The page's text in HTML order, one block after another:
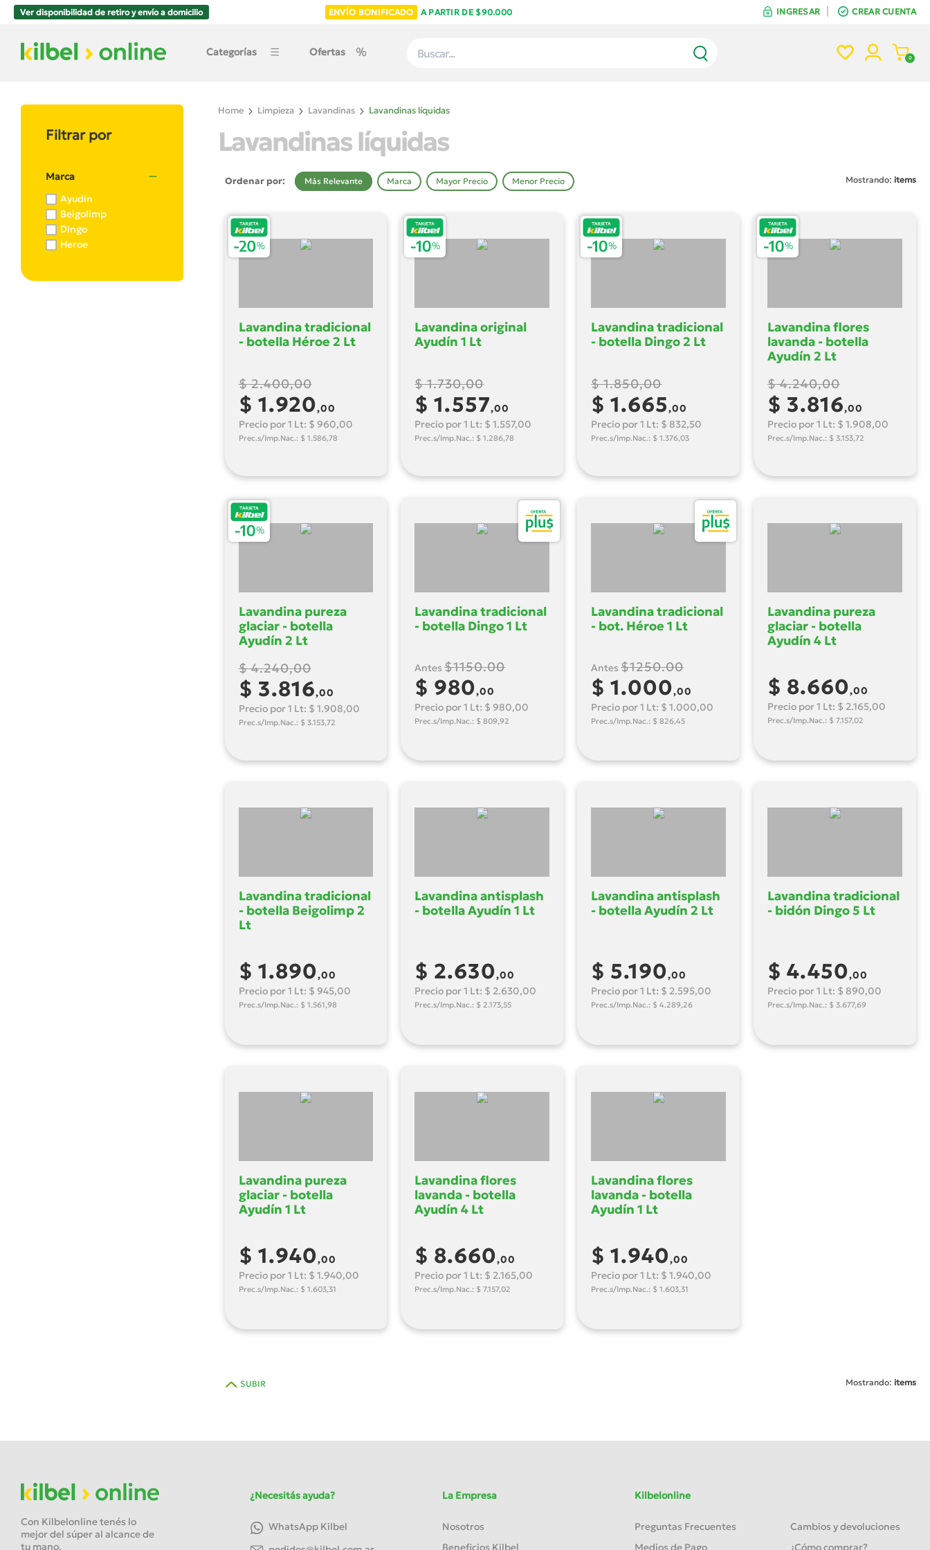
Ver disponibilidad de retiro y envío a domicilio ENVÍO BONIFICADO A PARTIR DE $90.000 INGRESAR CREAR CUENTA
Categorías Ofertas 0
Filtrar por
Marca
Ayudin
Beigolimp
Dingo
Heroe
Home Limpieza Lavandinas Lavandinas líquidas
Lavandinas líquidas
Ordenar por: Más Relevante Marca Mayor Precio Menor Precio Mostrando: items
Lavandina tradicional
- botella Héroe 2 Lt
$ 2.400,00
$ 1.920,00
Precio por 1 Lt: $ 960,00
Prec.s/Imp.Nac.: $ 1.586,78
Lavandina original
Ayudín 1 Lt
$ 1.730,00
$ 1.557,00
Precio por 1 Lt: $ 1.557,00
Prec.s/Imp.Nac.: $ 1.286,78
Lavandina tradicional
- botella Dingo 2 Lt
$ 1.850,00
$ 1.665,00
Precio por 1 Lt: $ 832,50
Prec.s/Imp.Nac.: $ 1.376,03
Lavandina flores
lavanda - botella
Ayudín 2 Lt
$ 4.240,00
$ 3.816,00
Precio por 1 Lt: $ 1.908,00
Prec.s/Imp.Nac.: $ 3.153,72
Lavandina pureza
glaciar - botella
Ayudín 2 Lt
$ 4.240,00
$ 3.816,00
Precio por 1 Lt: $ 1.908,00
Prec.s/Imp.Nac.: $ 3.153,72
Lavandina tradicional
- botella Dingo 1 Lt
Antes$1150.00
$ 980,00
Precio por 1 Lt: $ 980,00
Prec.s/Imp.Nac.: $ 809,92
Lavandina tradicional
- bot. Héroe 1 Lt
Antes$1250.00
$ 1.000,00
Precio por 1 Lt: $ 1.000,00
Prec.s/Imp.Nac.: $ 826,45
Lavandina pureza
glaciar - botella
Ayudín 4 Lt
$ 8.660,00
Precio por 1 Lt: $ 2.165,00
Prec.s/Imp.Nac.: $ 7.157,02
Lavandina tradicional
- botella Beigolimp 2
Lt
$ 1.890,00
Precio por 1 Lt: $ 945,00
Prec.s/Imp.Nac.: $ 1.561,98
Lavandina antisplash
- botella Ayudín 1 Lt
$ 2.630,00
Precio por 1 Lt: $ 2.630,00
Prec.s/Imp.Nac.: $ 2.173,55
Lavandina antisplash
- botella Ayudín 2 Lt
$ 5.190,00
Precio por 1 Lt: $ 2.595,00
Prec.s/Imp.Nac.: $ 4.289,26
Lavandina tradicional
- bidón Dingo 5 Lt
$ 4.450,00
Precio por 1 Lt: $ 890,00
Prec.s/Imp.Nac.: $ 3.677,69
Lavandina pureza
glaciar - botella
Ayudín 1 Lt
$ 1.940,00
Precio por 1 Lt: $ 1.940,00
Prec.s/Imp.Nac.: $ 1.603,31
Lavandina flores
lavanda - botella
Ayudín 4 Lt
$ 8.660,00
Precio por 1 Lt: $ 2.165,00
Prec.s/Imp.Nac.: $ 7.157,02
Lavandina flores
lavanda - botella
Ayudín 1 Lt
$ 1.940,00
Precio por 1 Lt: $ 1.940,00
Prec.s/Imp.Nac.: $ 1.603,31
Mostrando: items
SUBIR
Con Kilbelonline tenés lo
mejor del súper al alcance de
tu mano.
¿Necesitás ayuda?
WhatsApp Kilbel
La Empresa
Nosotros
Beneficios Kilbel
Kilbelonline
Preguntas Frecuentes
Cambios y devoluciones
Medios de Pago
¿Cómo comprar?